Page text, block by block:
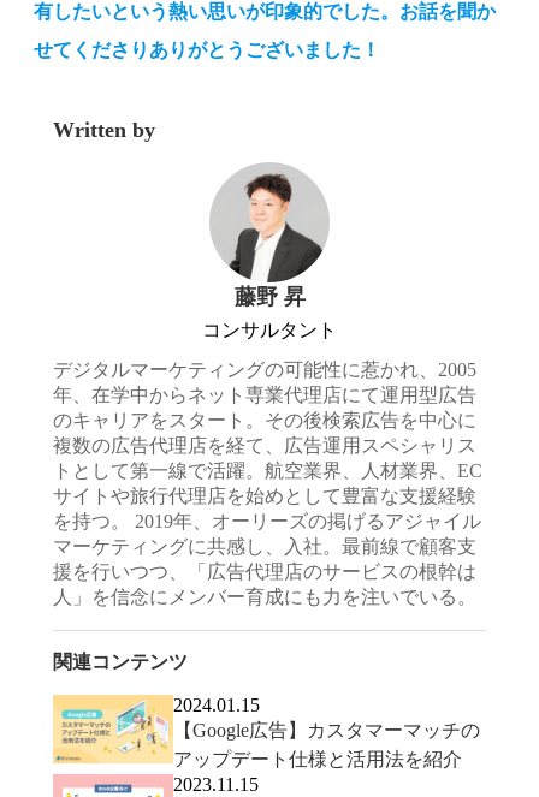
有したいという熱い思いが印象的でした。お話を聞か
せてくださりありがとうございました！
Written by
藤野 昇
コンサルタント
デジタルマーケティングの可能性に惹かれ、2005
年、在学中からネット専業代理店にて運用型広告
のキャリアをスタート。その後検索広告を中心に
複数の広告代理店を経て、広告運用スペシャリス
トとして第一線で活躍。航空業界、人材業界、EC
サイトや旅行代理店を始めとして豊富な支援経験
を持つ。 2019年、オーリーズの掲げるアジャイル
マーケティングに共感し、入社。最前線で顧客支
援を行いつつ、「広告代理店のサービスの根幹は
人」を信念にメンバー育成にも力を注いでいる。
関連コンテンツ
2024.01.15
【Google広告】カスタマーマッチの
アップデート仕様と活用法を紹介
2023.11.15